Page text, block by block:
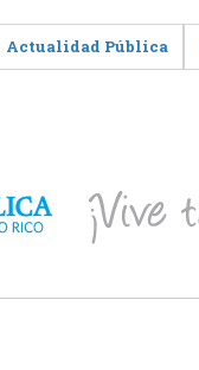
Actualidad Pública